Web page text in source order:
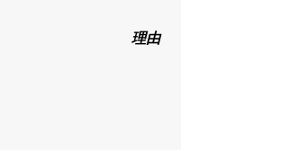
理由